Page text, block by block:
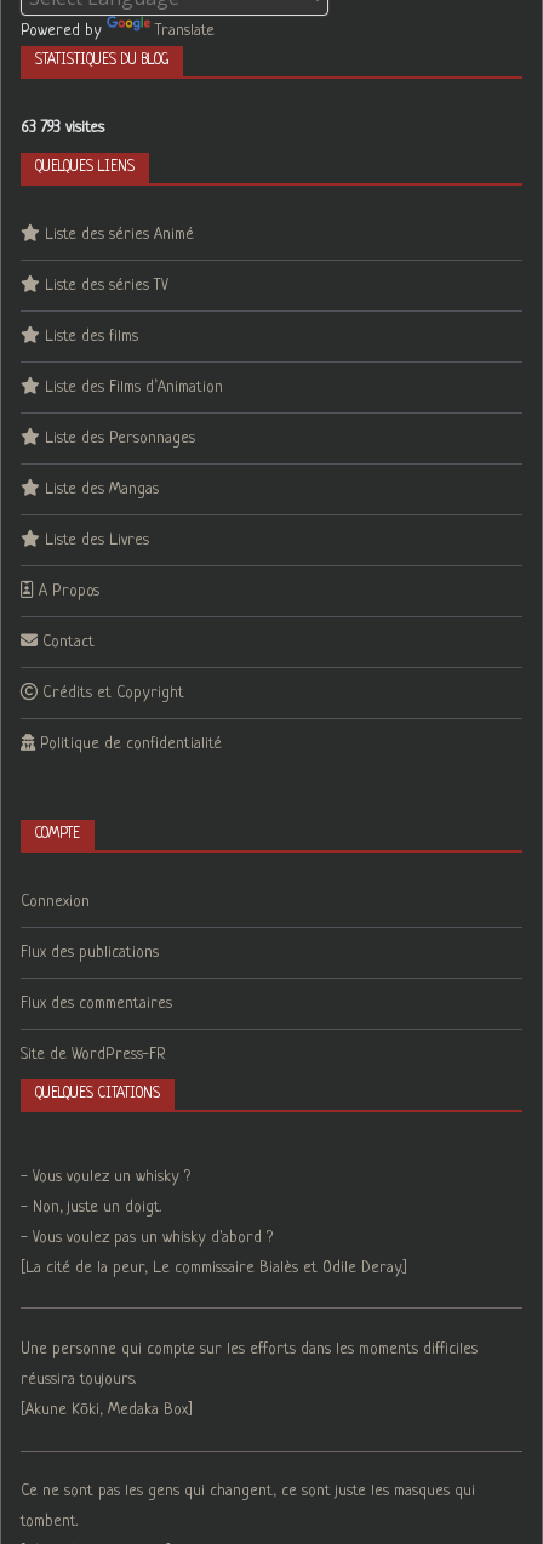
Powered by Translate
STATISTIQUES DU BLOG
63 793 visites
QUELQUES LIENS
Liste des séries Animé
Liste des séries TV
Liste des films
Liste des Films d’Animation
Liste des Personnages
Liste des Mangas
Liste des Livres
A Propos
Contact
Crédits et Copyright
Politique de confidentialité
COMPTE
Connexion
Flux des publications
Flux des commentaires
Site de WordPress-FR
QUELQUES CITATIONS
- Vous voulez un whisky ?
- Non, juste un doigt.
- Vous voulez pas un whisky d'abord ?
[La cité de la peur, Le commissaire Bialès et Odile Deray.]
Une personne qui compte sur les efforts dans les moments difficiles
réussira toujours.
[Akune Kōki, Medaka Box]
Ce ne sont pas les gens qui changent, ce sont juste les masques qui
tombent.